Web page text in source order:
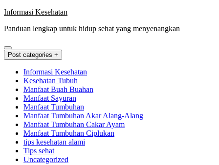
Skip
content
Informasi Kesehatan
Panduan lengkap untuk hidup sehat yang menyenangkan
Post categories +
Informasi Kesehatan
Kesehatan Tubuh
Manfaat Buah Buahan
Manfaat Sayuran
Manfaat Tumbuhan
Manfaat Tumbuhan Akar Alang-Alang
Manfaat Tumbuhan Cakar Ayam
Manfaat Tumbuhan Ciplukan
tips kesehatan alami
Tips sehat
Uncategorized